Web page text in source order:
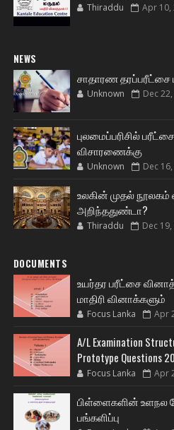
Thiraddu Apr 10,
NEWS
சாதாரண தரப்பரீட்சை
Unknown Dec
புலமைப்பரிசில்
விசாரணைக்கு
Unknown Dec
உலகின் முதல்
அறிந்ததுண்டா?
Thiraddu Dec
DOCUMENTS
உயர்தர பரீட்சை
மாதிரி வினாக்களும்
Focus Lanka Apr
A/L Examination
Prototype Questions
Focus Lanka Apr
பிள்ளைகளின் உளநல
பங்களிப்பு